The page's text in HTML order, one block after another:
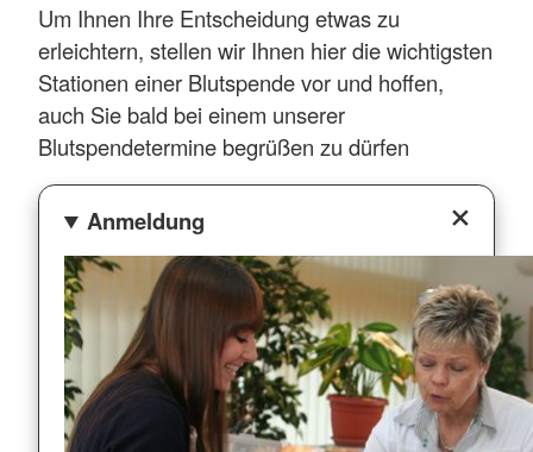
Um Ihnen Ihre Entscheidung etwas zu
erleichtern, stellen wir Ihnen hier die wichtigsten
Stationen einer Blutspende vor und hoffen,
auch Sie bald bei einem unserer
Blutspendetermine begrüßen zu dürfen
Anmeldung